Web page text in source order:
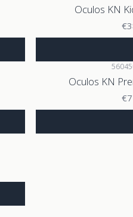
Oculos KN
Oculos KN